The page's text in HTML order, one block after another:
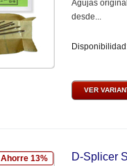
Agujas
desde...
VER
Ahorre 13% D-Splicer